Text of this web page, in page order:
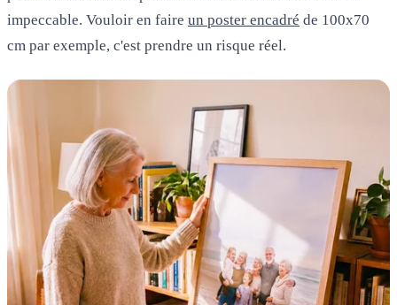
impeccable. Vouloir en faire un poster encadré de 100x70
cm par exemple, c'est prendre un risque réel.